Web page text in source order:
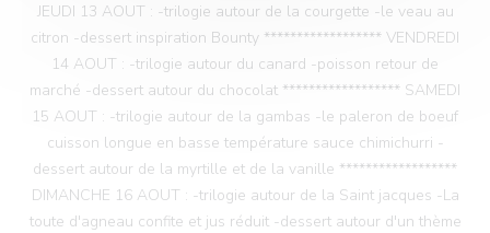
JEUDI 13 AOUT : -trilogie autour de la courgette -le veau au
citron -dessert inspiration Bounty ****************** VENDREDI
14 AOUT : -trilogie autour du canard -poisson retour de
marché -dessert autour du chocolat ****************** SAMEDI
15 AOUT : -trilogie autour de la gambas -le paleron de boeuf
cuisson longue en basse température sauce chimichurri -
dessert autour de la myrtille et de la vanille ******************
DIMANCHE 16 AOUT : -trilogie autour de la Saint jacques -La
toute d'agneau confite et jus réduit -dessert autour d'un thème